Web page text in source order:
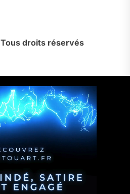
Tous droits réservés